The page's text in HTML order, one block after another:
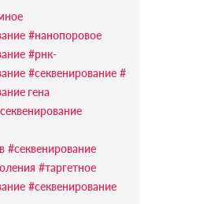
#нанопоровое
#рнк-
#секвенирование #
гена
#секвенирование
#таргетное
#секвенирование